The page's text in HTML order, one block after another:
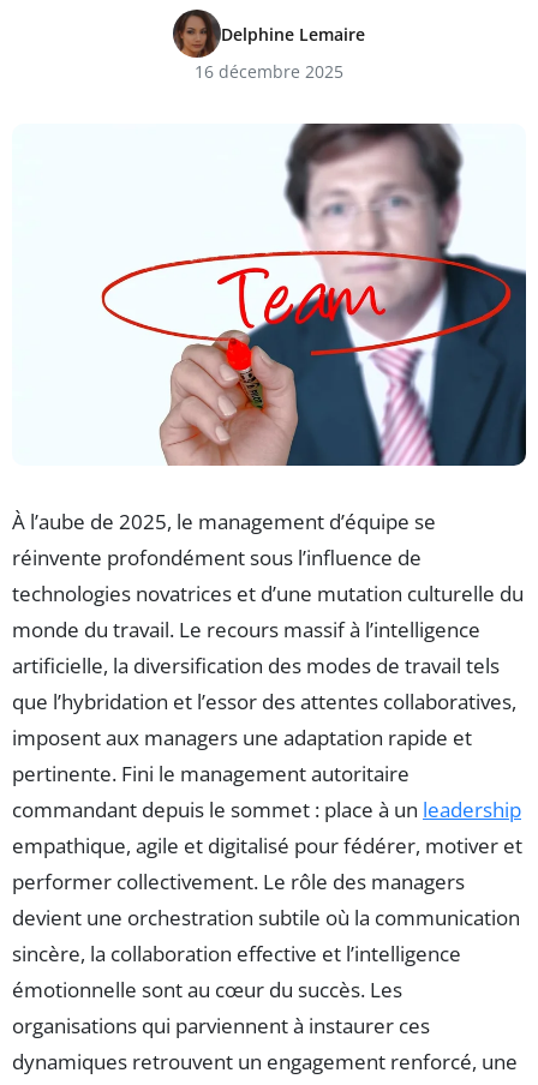
Delphine Lemaire
16 décembre 2025
À l’aube de 2025, le management d’équipe se
réinvente profondément sous l’influence de
technologies novatrices et d’une mutation culturelle du
monde du travail. Le recours massif à l’intelligence
artificielle, la diversification des modes de travail tels
que l’hybridation et l’essor des attentes collaboratives,
imposent aux managers une adaptation rapide et
pertinente. Fini le management autoritaire
commandant depuis le sommet : place à un leadership
empathique, agile et digitalisé pour fédérer, motiver et
performer collectivement. Le rôle des managers
devient une orchestration subtile où la communication
sincère, la collaboration effective et l’intelligence
émotionnelle sont au cœur du succès. Les
organisations qui parviennent à instaurer ces
dynamiques retrouvent un engagement renforcé, une